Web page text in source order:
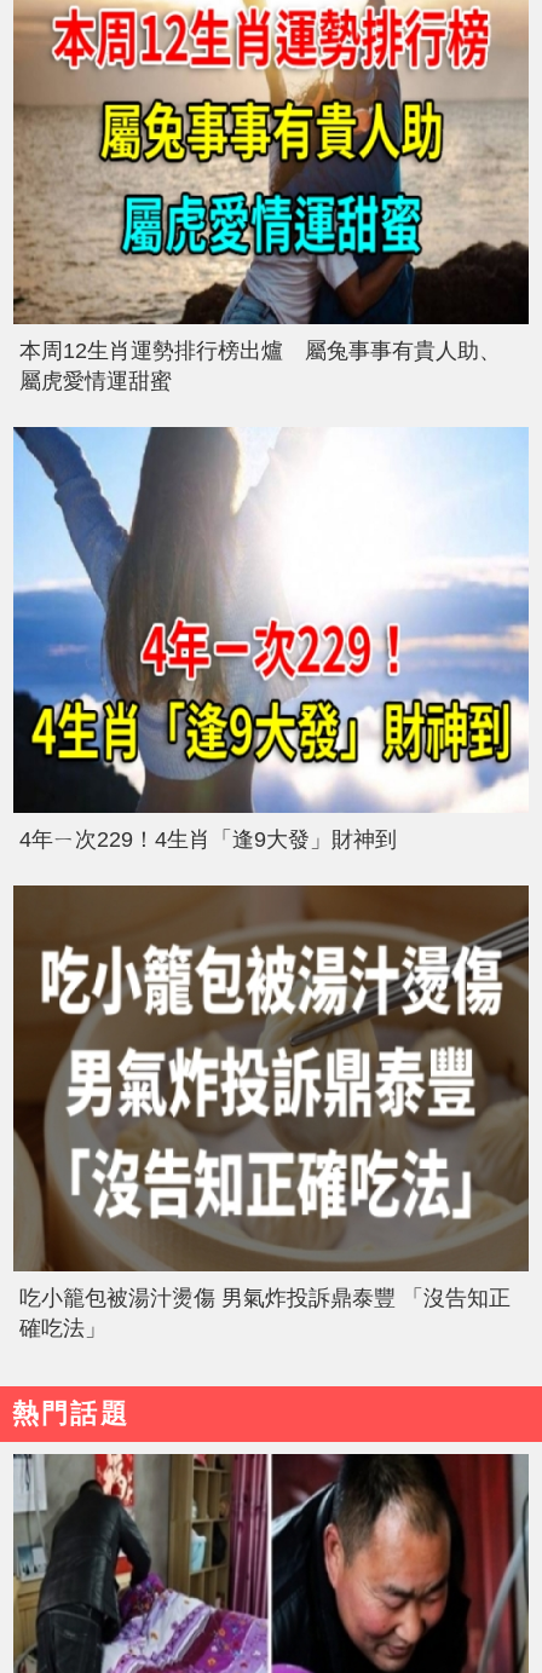
本周12生肖運勢排行榜出爐 屬兔事事有貴人助、
屬虎愛情運甜蜜
4年ㄧ次229！4生肖「逢9大發」財神到
吃小籠包被湯汁燙傷 男氣炸投訴鼎泰豐 「沒告知正
確吃法」
熱門話題